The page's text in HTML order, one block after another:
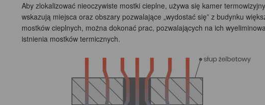
Aby zlokalizować nieoczywiste mostki cieplne, używa się kamer
wskazują miejsca oraz obszary pozwalające „wydostać się” z budynku
mostków cieplnych, można dokonać prac, pozwalających na ich
istnienia mostków termicznych.